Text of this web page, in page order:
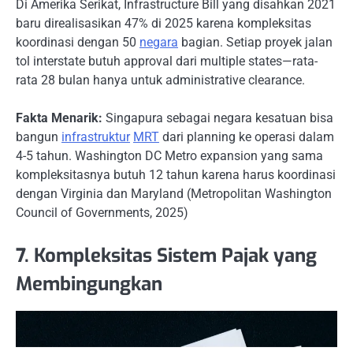
Di Amerika Serikat, Infrastructure Bill yang disahkan 2021
baru direalisasikan 47% di 2025 karena kompleksitas
koordinasi dengan 50 negara bagian. Setiap proyek jalan
tol interstate butuh approval dari multiple states—rata-
rata 28 bulan hanya untuk administrative clearance.
Fakta Menarik: Singapura sebagai negara kesatuan bisa
bangun infrastruktur MRT dari planning ke operasi dalam
4-5 tahun. Washington DC Metro expansion yang sama
kompleksitasnya butuh 12 tahun karena harus koordinasi
dengan Virginia dan Maryland (Metropolitan Washington
Council of Governments, 2025)
7. Kompleksitas Sistem Pajak yang
Membingungkan